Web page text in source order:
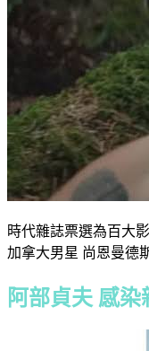
時代雜誌票選為百大
加拿大男星 尚恩曼德
阿部貞夫 感染